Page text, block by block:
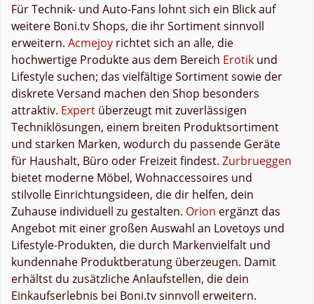
Für Technik- und Auto-Fans lohnt sich ein Blick auf
weitere Boni.tv Shops, die ihr Sortiment sinnvoll
erweitern. Acmejoy richtet sich an alle, die
hochwertige Produkte aus dem Bereich Erotik und
Lifestyle suchen; das vielfältige Sortiment sowie der
diskrete Versand machen den Shop besonders
attraktiv. Expert überzeugt mit zuverlässigen
Techniklösungen, einem breiten Produktsortiment
und starken Marken, wodurch du passende Geräte
für Haushalt, Büro oder Freizeit findest. Zurbrueggen
bietet moderne Möbel, Wohnaccessoires und
stilvolle Einrichtungsideen, die dir helfen, dein
Zuhause individuell zu gestalten. Orion ergänzt das
Angebot mit einer großen Auswahl an Lovetoys und
Lifestyle-Produkten, die durch Markenvielfalt und
kundennahe Produktberatung überzeugen. Damit
erhältst du zusätzliche Anlaufstellen, die dein
Einkaufserlebnis bei Boni.tv sinnvoll erweitern.